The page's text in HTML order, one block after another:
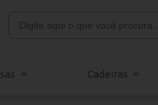
Cadeiras